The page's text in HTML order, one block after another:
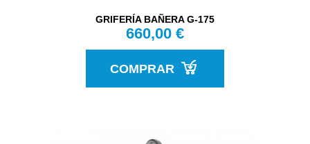
GRIFERÍA BAÑERA G-175
660,00 €
COMPRAR